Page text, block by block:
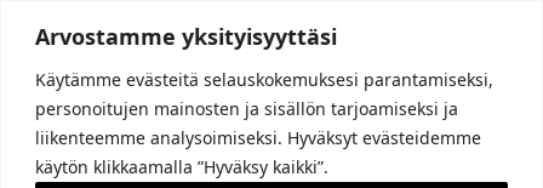
Arvostamme yksityisyyttäsi
Käytämme evästeitä selauskokemuksesi parantamiseksi,
personoitujen mainosten ja sisällön tarjoamiseksi ja
liikenteemme analysoimiseksi. Hyväksyt evästeidemme
käytön klikkaamalla ”Hyväksy kaikki”.